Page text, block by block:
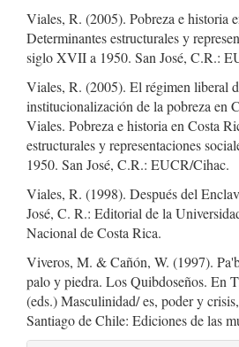
Viales, R. (2005). Pobreza e historia
Determinantes estructurales y
siglo XVII a 1950. San José, C.R.:
Viales, R. (2005). El régimen liberal
institucionalización de la pobreza en
Viales. Pobreza e historia en Costa
estructurales y representaciones
1950. San José, C.R.: EUCR/Cihac.
Viales, R. (1998). Después del
José, C. R.: Editorial de la
Nacional de Costa Rica.
Viveros, M. & Cañón, W. (1997).
palo y piedra. Los Quibdoseños. En
(eds.) Masculinidad/ es, poder y
Santiago de Chile: Ediciones de las